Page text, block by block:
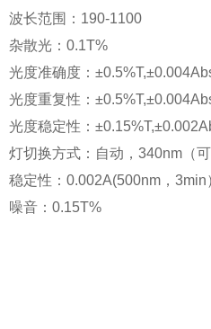
波长范围：190-1100
杂散光：0.1T%
光度准确度：
光度重复性：
光度稳定性：
灯切换方式：自动，340nm（可
稳定性：0.002A(500nm，3min
噪音：0.15T%